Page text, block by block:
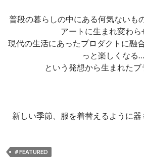
普段の暮らしの中にある何気ないも
アートに生まれ変わら
現代の生活にあったプロダクトに融
っと楽しくなる…
という発想から生まれたブ
新しい季節、服を着替えるように器
＃FEATURED